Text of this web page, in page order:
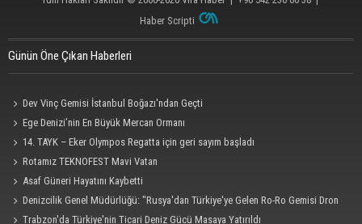
Haber Scripti
Günün Öne Çıkan Haberleri
Dev Vinç Gemisi İstanbul Boğazı'ndan Geçti
Ege Denizi’nin En Büyük Mercan Ormanı
14. TAYK – Eker Olympos Regatta için geri sayım başladı
Rotamız TEKNOFEST Mavi Vatan
Asaf Güneri Hayatını Kaybetti
Denizcilik Genel Müdürlüğü: "Rusya'dan Türkiye'ye Gelen Ro-Ro Gemisi Dron
Saldırısına Uğradı"
Trabzon'da Türkiye'nin Ticari Deniz Gücü Masaya Yatırıldı